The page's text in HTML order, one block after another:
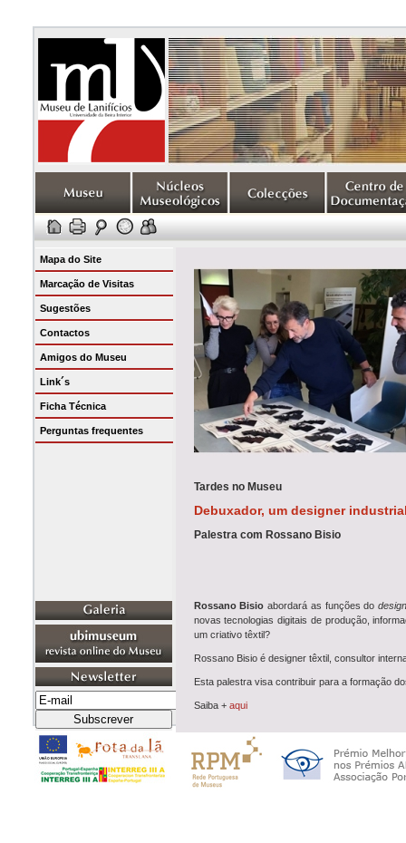
Mapa do Site
Marcação de Visitas
Sugestões
Contactos
Amigos do Museu
Link´s
Ficha Técnica
Perguntas frequentes
Tardes no Museu
Debuxador, um designer
Palestra com Rossano Bisio
Rossano Bisio abordará as funções do
novas tecnologias digitais de produção,
um criativo têxtil?
Rossano Bisio é designer têxtil, consultor
Esta palestra visa contribuir para a formação
Saiba + aqui